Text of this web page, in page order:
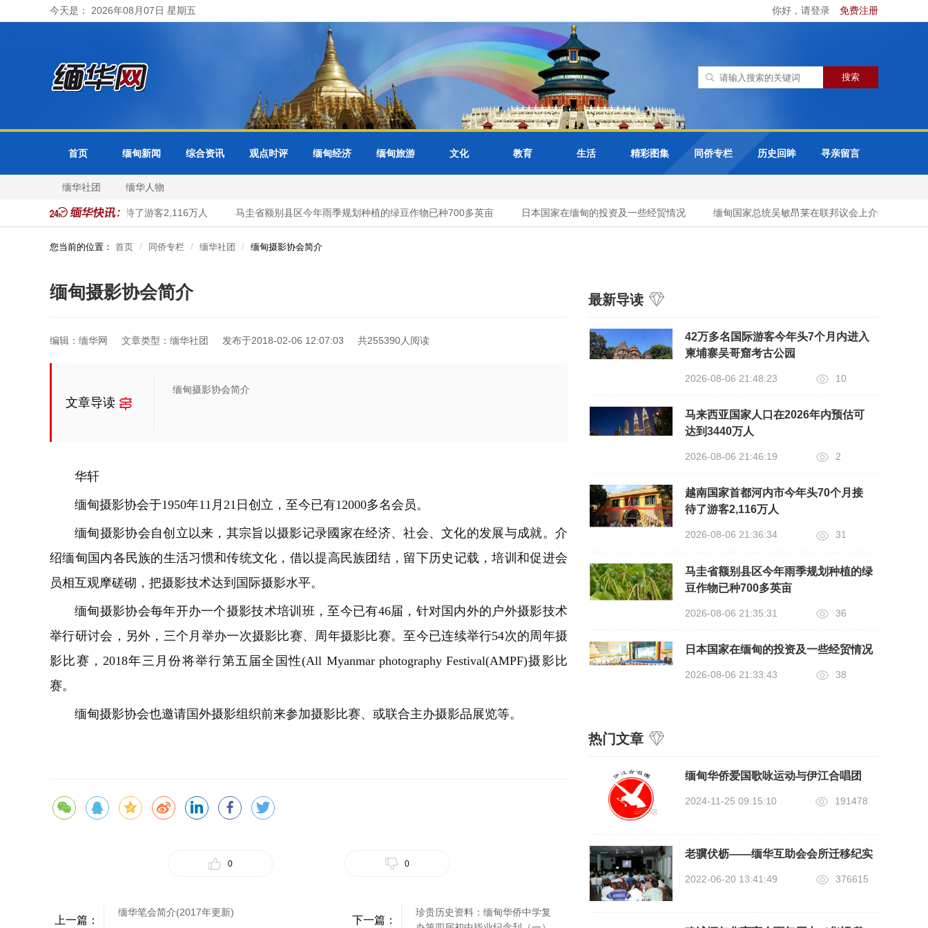
今天是： 2026年08月07日 星期五 你好，请登录 免费注册
首页 缅甸新闻 综合资讯 观点时评 缅甸经济 缅甸旅游 文化 教育 生活 精彩图集 同侨专栏 历史回眸 寻亲留言
缅华社团 缅华人物
都河内市今年头70个月接待了游客2,116万人 马圭省额别县区今年雨季规划种植的绿豆作物已种700多英亩 日本国家在缅甸的投资及一些经贸情况 缅甸国家总统吴敏昂莱在联邦议会上介绍缅甸国家
您当前的位置： 首页 同侨专栏 缅华社团 缅甸摄影协会简介
缅甸摄影协会简介
编辑：缅华网 文章类型：缅华社团 发布于2018-02-06 12:07:03 共255390人阅读
文章导读
缅甸摄影协会简介
华轩
缅甸摄影协会于1950年11月21日创立，至今已有12000多名会员。
缅甸摄影协会自创立以来，其宗旨以摄影记录國家在经济、社会、文化的发展与成就。 介
绍缅甸国内各民族的生活习惯和传统文化，借以提高民族团结，留下历史记载，培训和促进会
员相互观摩磋砌，把摄影技术达到国际摄影水平。
缅甸摄影协会每年开办一个摄影技术培训班，至今已有46届，针对国内外的户外摄影技术
举行研讨会，另外，三个月举办一次摄影比赛、周年摄影比赛。至今已连续举行54次的周年摄
影比赛，2018年三月份将举行第五届全国性(All Myanmar photography Festival(AMPF)摄影比
赛。
缅甸摄影协会也邀请国外摄影组织前来参加摄影比赛、或联合主办摄影品展览等。
0 0
上一篇：
缅华笔会简介(2017年更新)
下一篇：
珍贵历史资料：缅甸华侨中学复
最新导读
42万多名国际游客今年头7个月内进入
柬埔寨吴哥窟考古公园
2026-08-06 21:48:23 10
马来西亚国家人口在2026年内预估可
达到3440万人
2026-08-06 21:46:19 2
越南国家首都河内市今年头70个月接
待了游客2,116万人
2026-08-06 21:36:34 31
马圭省额别县区今年雨季规划种植的绿
豆作物已种700多英亩
2026-08-06 21:35:31 36
日本国家在缅甸的投资及一些经贸情况
2026-08-06 21:33:43 38
热门文章
缅甸华侨爱国歌咏运动与伊江合唱团
2024-11-25 09:15:10 191478
老骥伏枥——缅华互助会会所迁移纪实
2022-06-20 13:41:49 376615